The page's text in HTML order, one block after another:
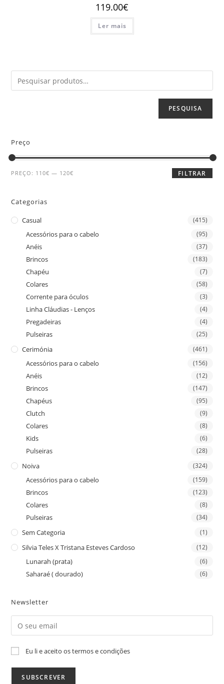
119.00€
Ler mais
PESQUISA
Preço
FILTRAR
PREÇO: 110€ — 120€
Categorias
Casual (415)
Acessórios para o cabelo (95)
Anéis (37)
Brincos (183)
Chapéu (7)
Colares (58)
Corrente para óculos (3)
Linha Cláudias - Lenços (4)
Pregadeiras (4)
Pulseiras (25)
Cerimónia (461)
Acessórios para o cabelo (156)
Anéis (12)
Brincos (147)
Chapéus (95)
Clutch (9)
Colares (8)
Kids (6)
Pulseiras (28)
Noiva (324)
Acessórios para o cabelo (159)
Brincos (123)
Colares (8)
Pulseiras (34)
Sem Categoria (1)
Silvia Teles X Tristana Esteves Cardoso (12)
Lunarah (prata) (6)
Saharaé ( dourado) (6)
Newsletter
Eu li e aceito os termos e condições